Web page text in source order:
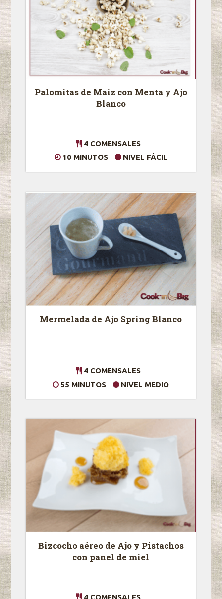
Palomitas de Maíz con Menta y Ajo
Blanco
4 COMENSALES
10 MINUTOS
NIVEL FÁCIL
Mermelada de Ajo Spring Blanco
4 COMENSALES
55 MINUTOS
NIVEL MEDIO
Bizcocho aéreo de Ajo y Pistachos
con panel de miel
4 COMENSALES